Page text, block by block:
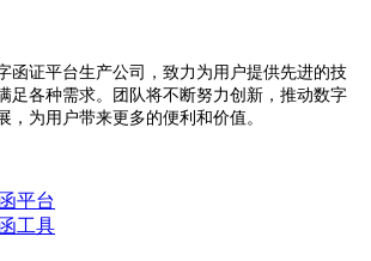
函证平台生产公司，致力为用户提供先进的技
足各种需求。团队将不断努力创新，推动数字
，为用户带来更多的便利和价值。
平台
工具